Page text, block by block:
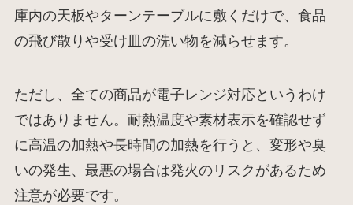
庫内の天板やターンテーブルに敷くだけで、食品
の飛び散りや受け皿の洗い物を減らせます。
ただし、全ての商品が電子レンジ対応というわけ
ではありません。耐熱温度や素材表示を確認せず
に高温の加熱や長時間の加熱を行うと、変形や臭
いの発生、最悪の場合は発火のリスクがあるため
注意が必要です。